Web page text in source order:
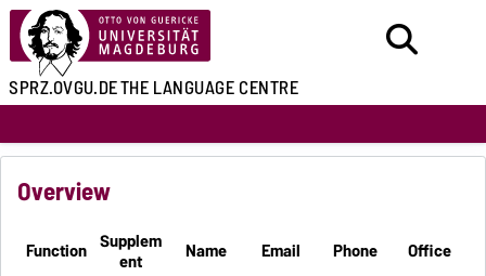
SPRZ.OVGU.DETHE LANGUAGE CENTRE
Overview
Function Supplem
ent Name Email Phone
Office